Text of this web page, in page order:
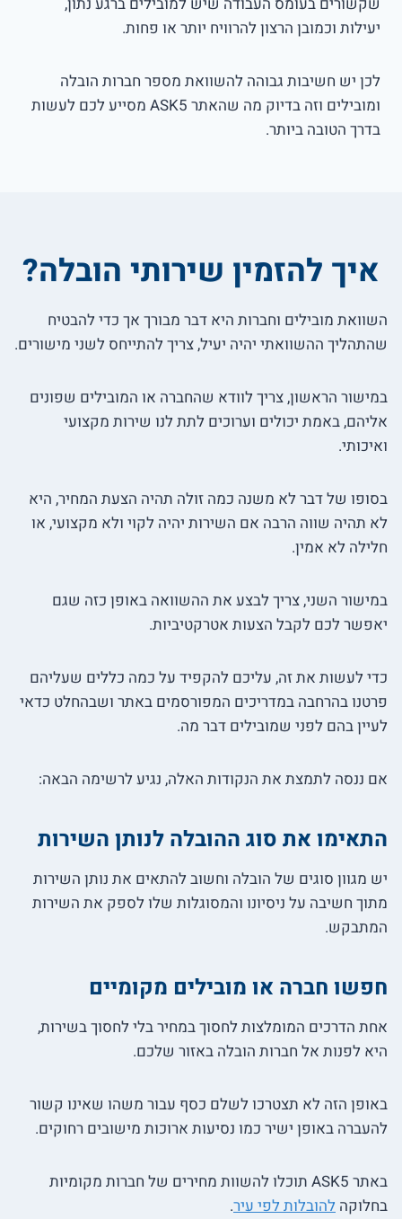
יעילות וכמובן הרצון להרוויח יותר או פחות.
לכן יש חשיבות גבוהה להשוואת מספר חברות הובלה
ומובילים וזה בדיוק מה שהאתר ASK5 מסייע לכם לעשות
בדרך הטובה ביותר.
איך להזמין שירותי הובלה?
השוואת מובילים וחברות היא דבר מבורך אך כדי להבטיח
שהתהליך ההשוואתי יהיה יעיל, צריך להתייחס לשני מישורים.
במישור הראשון, צריך לוודא שהחברה או המובילים שפונים
אליהם, באמת יכולים וערוכים לתת לנו שירות מקצועי
ואיכותי.
בסופו של דבר לא משנה כמה זולה תהיה הצעת המחיר, היא
לא תהיה שווה הרבה אם השירות יהיה לקוי ולא מקצועי, או
חלילה לא אמין.
במישור השני, צריך לבצע את ההשוואה באופן כזה שגם
יאפשר לכם לקבל הצעות אטרקטיביות.
כדי לעשות את זה, עליכם להקפיד על כמה כללים שעליהם
פרטנו בהרחבה במדריכים המפורסמים באתר ושבהחלט כדאי
לעיין בהם לפני שמובילים דבר מה.
אם ננסה לתמצת את הנקודות האלה, נגיע לרשימה הבאה:
התאימו את סוג ההובלה לנותן השירות
יש מגוון סוגים של הובלה וחשוב להתאים את נותן השירות
מתוך חשיבה על ניסיונו והמסוגלות שלו לספק את השירות
המתבקש.
חפשו חברה או מובילים מקומיים
אחת הדרכים המומלצות לחסוך במחיר בלי לחסוך בשירות,
היא לפנות אל חברות הובלה באזור שלכם.
באופן הזה לא תצטרכו לשלם כסף עבור משהו שאינו קשור
להעברה באופן ישיר כמו נסיעות ארוכות מישובים רחוקים.
באתר ASK5 תוכלו להשוות מחירים של חברות מקומיות
בחלוקה להובלות לפי עיר.